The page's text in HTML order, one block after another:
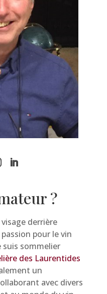
?
visage derrière
pour le vin
suis sommelier
des Laurentides
un
avec divers